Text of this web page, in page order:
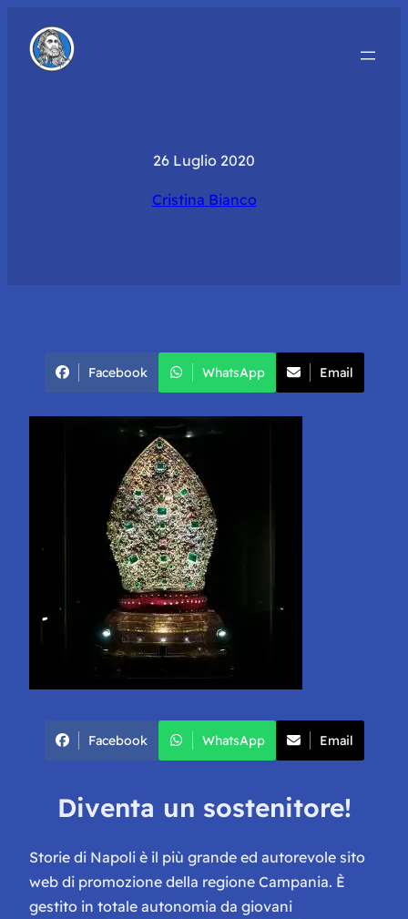
26 Luglio 2020
Cristina Bianco
Facebook WhatsApp Email
Facebook WhatsApp Email
Diventa un sostenitore!
Storie di Napoli è il più grande ed autorevole sito
web di promozione della regione Campania. È
gestito in totale autonomia da giovani